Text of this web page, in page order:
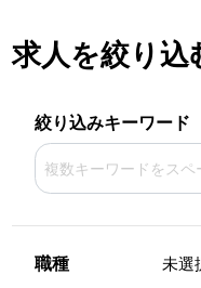
求人を絞り込
絞り込みキーワード
職種 未選